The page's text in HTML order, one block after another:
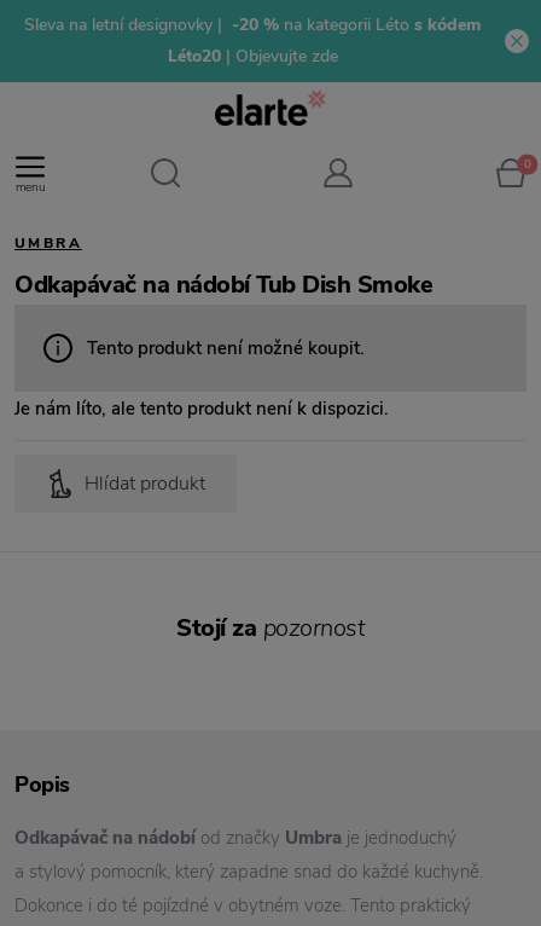
Sleva na letní designovky | -20 % na kategorii Léto s kódem
Léto20 | Objevujte zde
menu
0
UMBRA
Odkapávač na nádobí Tub Dish Smoke
Tento produkt není možné koupit.
Je nám líto, ale tento produkt není k dispozici.
Hlídat produkt
Popis
Odkapávač na nádobí od značky Umbra je jednoduchý
a stylový pomocník, který zapadne snad do každé kuchyně.
Dokonce i do té pojízdné v obytném voze. Tento praktický
Stojí za pozornost